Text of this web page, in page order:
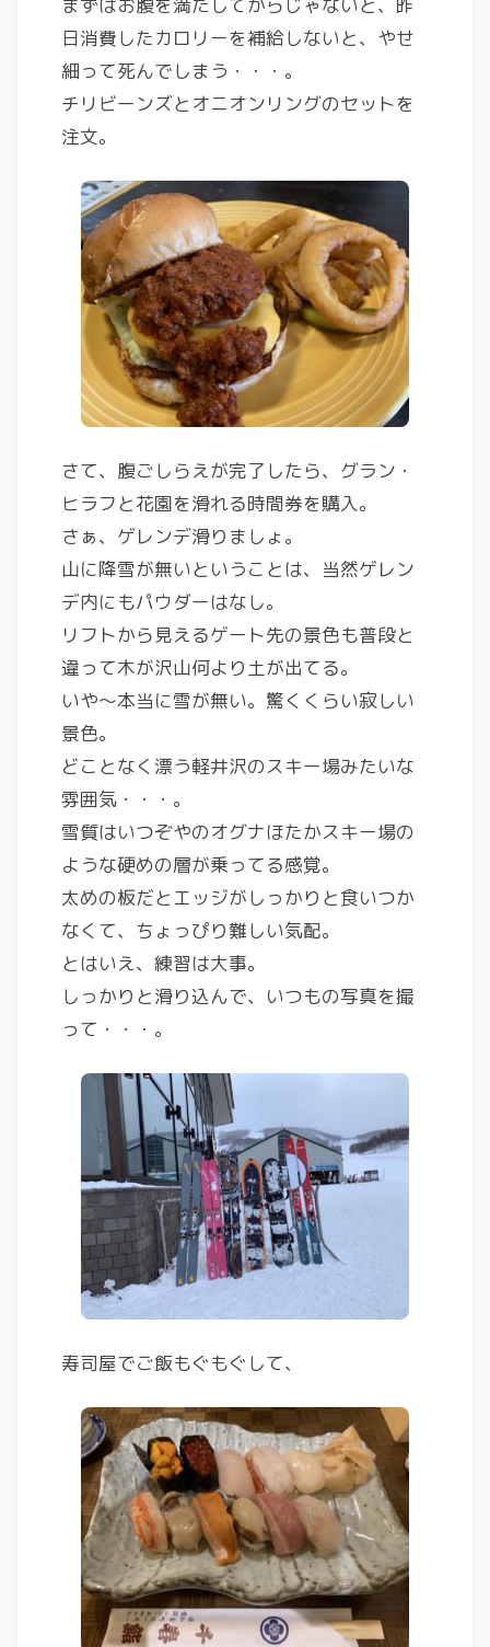
まずはお腹を満たしてからじゃないと、昨
日消費したカロリーを補給しないと、やせ
細って死んでしまう・・・。
チリビーンズとオニオンリングのセットを
注文。
さて、腹ごしらえが完了したら、グラン・
ヒラフと花園を滑れる時間券を購入。
さぁ、ゲレンデ滑りましょ。
山に降雪が無いということは、当然ゲレン
デ内にもパウダーはなし。
リフトから見えるゲート先の景色も普段と
違って木が沢山何より土が出てる。
いや～本当に雪が無い。驚くくらい寂しい
景色。
どことなく漂う軽井沢のスキー場みたいな
雰囲気・・・。
雪質はいつぞやのオグナほたかスキー場の
ような硬めの層が乗ってる感覚。
太めの板だとエッジがしっかりと食いつか
なくて、ちょっぴり難しい気配。
とはいえ、練習は大事。
しっかりと滑り込んで、いつもの写真を撮
って・・・。
寿司屋でご飯もぐもぐして、